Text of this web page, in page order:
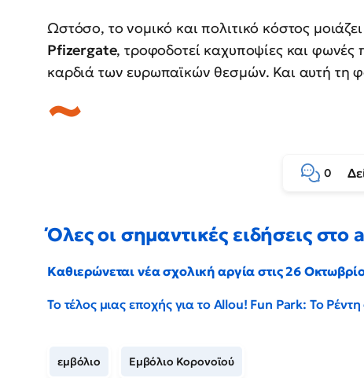
Ωστόσο, το νομικό και πολιτικό κόστος
Pfizergate, τροφοδοτεί καχυποψίες και φωνές
καρδιά των ευρωπαϊκών θεσμών. Και αυτή τη
0
Όλες οι σημαντικές ειδήσεις
Καθιερώνεται νέα σχολική αργία στις 26
Το τέλος μιας εποχής για το Allou! Fun Park: Το
εμβόλιο Εμβόλιο Κορονοϊού